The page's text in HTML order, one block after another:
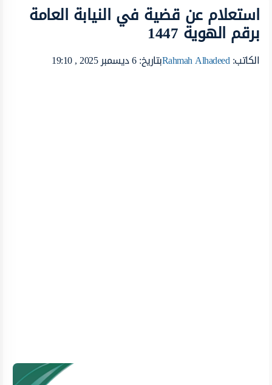
استعلام عن قضية في النيابة العامة
برقم الهوية 1447
الكاتب:Rahmah Alhadeedبتاريخ: 6 ديسمبر 2025 , 19:10